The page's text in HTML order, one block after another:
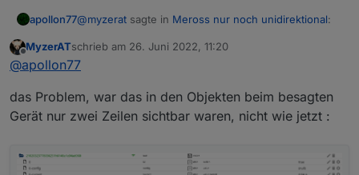
apollon77@myzerat sagte in Meross nur noch unidirektional:
Optionen verfügbar waren!
Wie meinst Du das? An sich sollte da ein State
angelegt worden sein bei dem Gerät
Offline
MyzerATschrieb am 26. Juni 2022, 11:20
zuletzt editiert von
@apollon77
das Problem, war das in den Objekten beim besagten
Gerät nur zwei Zeilen sichtbar waren, nicht wie jetzt :